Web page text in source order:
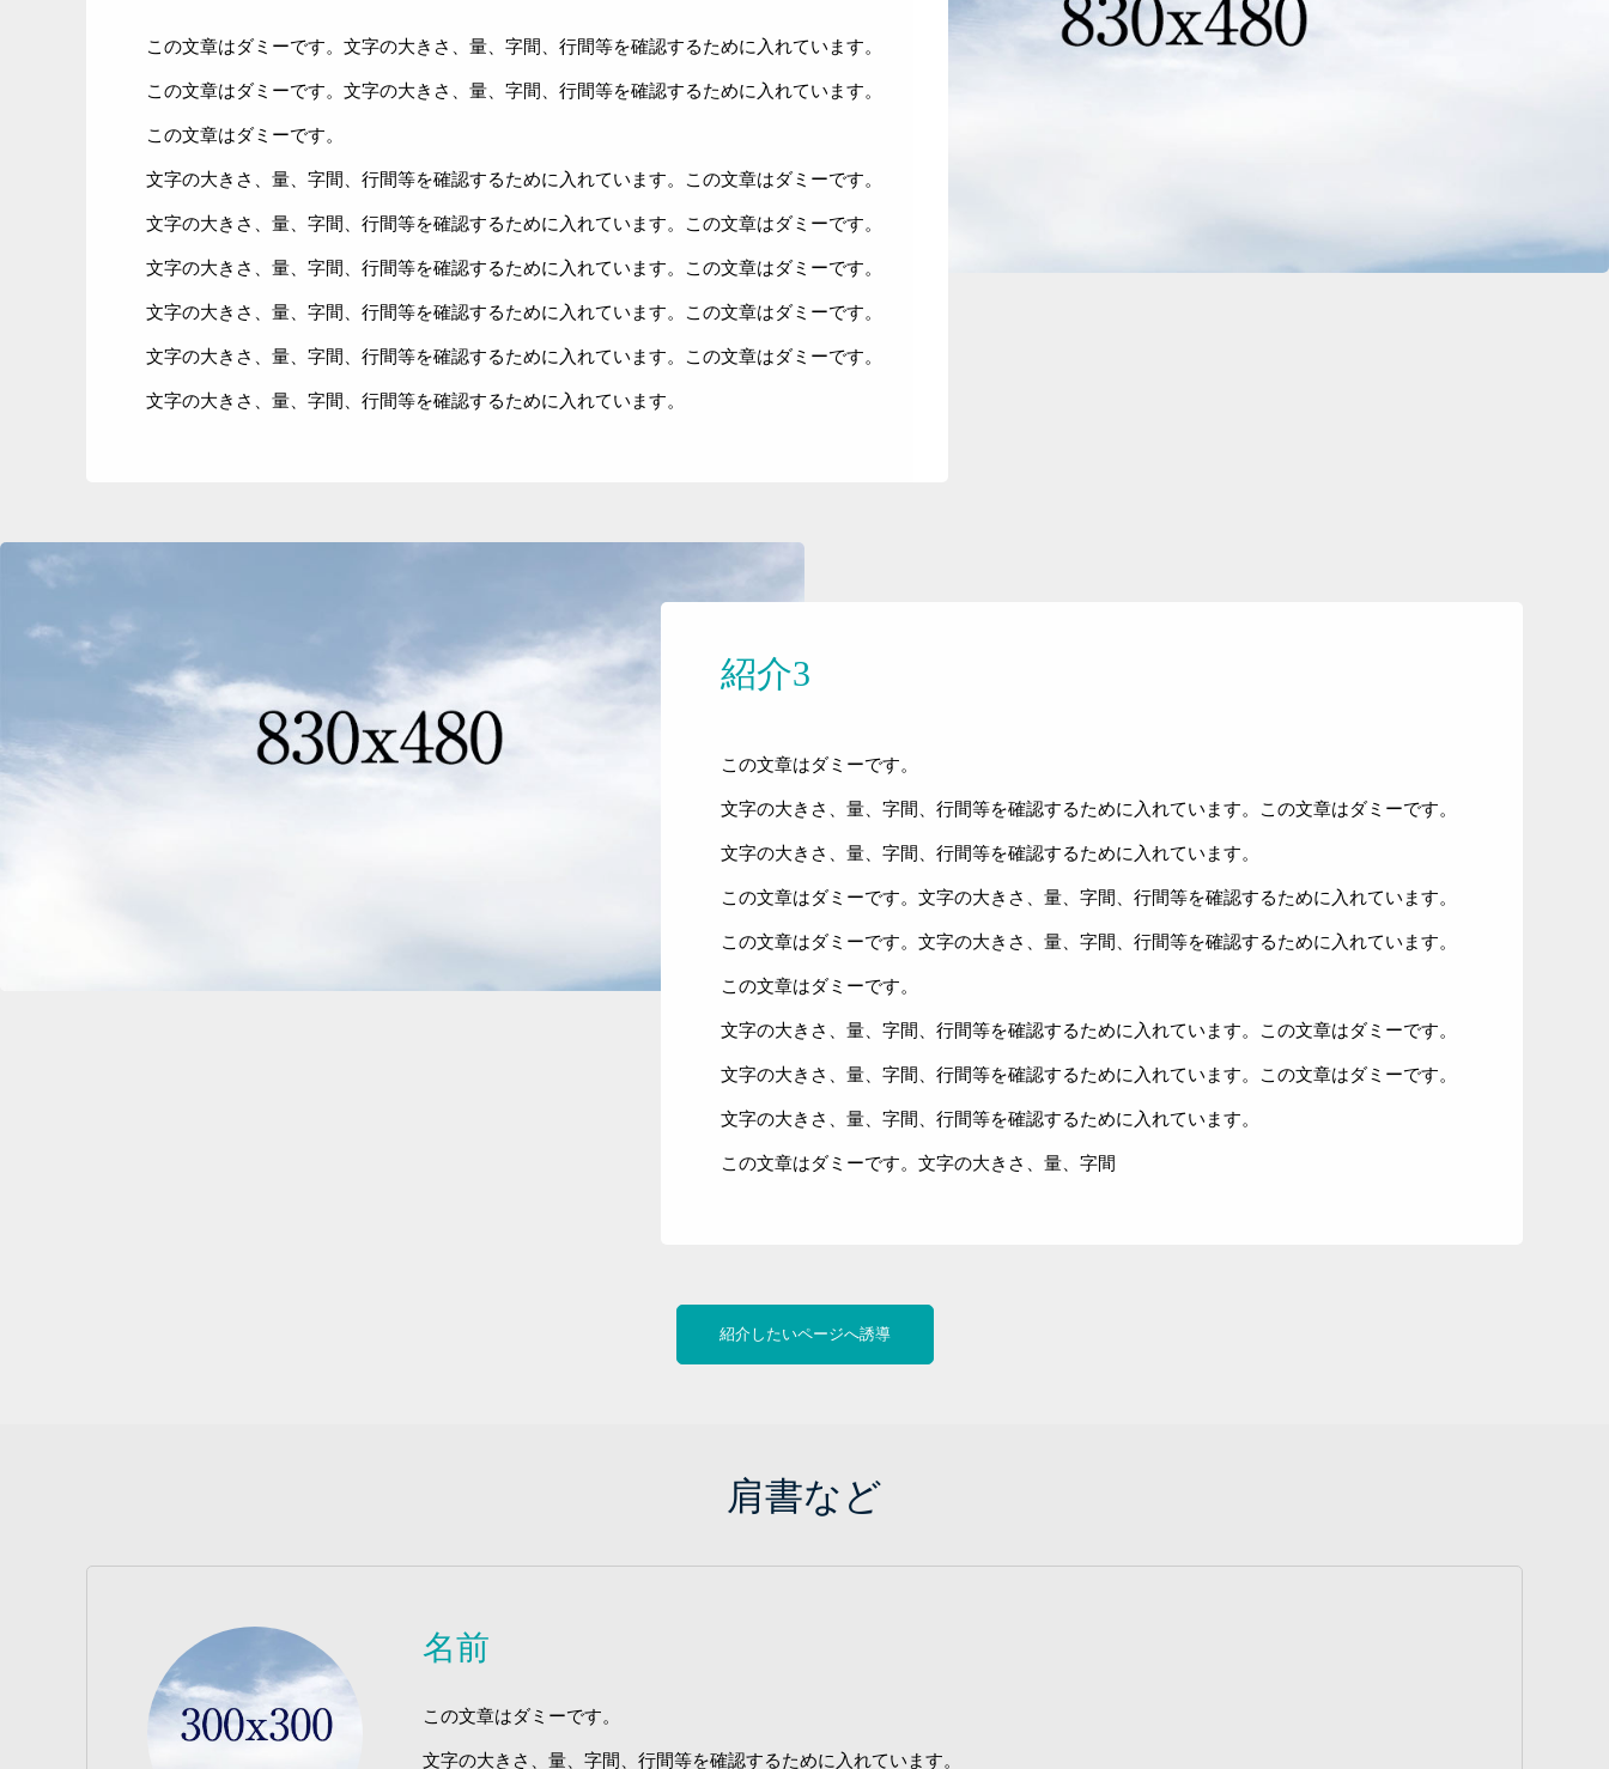
この文章はダミーです。文字の大きさ、量、字間、行間等を確認するために入れています。
この文章はダミーです。文字の大きさ、量、字間、行間等を確認するために入れています。
この文章はダミーです。
文字の大きさ、量、字間、行間等を確認するために入れています。この文章はダミーです。
文字の大きさ、量、字間、行間等を確認するために入れています。この文章はダミーです。
文字の大きさ、量、字間、行間等を確認するために入れています。この文章はダミーです。
文字の大きさ、量、字間、行間等を確認するために入れています。この文章はダミーです。
文字の大きさ、量、字間、行間等を確認するために入れています。この文章はダミーです。
文字の大きさ、量、字間、行間等を確認するために入れています。
紹介3
この文章はダミーです。
文字の大きさ、量、字間、行間等を確認するために入れています。この文章はダミーです。
文字の大きさ、量、字間、行間等を確認するために入れています。
この文章はダミーです。文字の大きさ、量、字間、行間等を確認するために入れています。
この文章はダミーです。文字の大きさ、量、字間、行間等を確認するために入れています。
この文章はダミーです。
文字の大きさ、量、字間、行間等を確認するために入れています。この文章はダミーです。
文字の大きさ、量、字間、行間等を確認するために入れています。この文章はダミーです。
文字の大きさ、量、字間、行間等を確認するために入れています。
この文章はダミーです。文字の大きさ、量、字間
紹介したいページへ誘導
肩書など
名前
この文章はダミーです。
文字の大きさ、量、字間、行間等を確認するために入れています。